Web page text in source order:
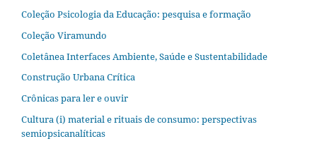
Coleção Psicologia da Educação: pesquisa e formação
Coleção Viramundo
Coletânea Interfaces Ambiente, Saúde e Sustentabilidade
Construção Urbana Crítica
Crônicas para ler e ouvir
Cultura (i) material e rituais de consumo: perspectivas
semiopsicanalíticas